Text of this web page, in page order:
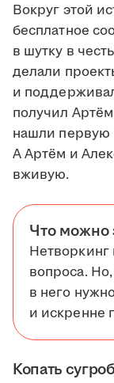
Вокруг этой
бесплатное
в шутку в
делали
и
получил
нашли первую
А Артём и
вживую.
Что можно
Нетворкинг
вопроса.
в него
и искренне
Копать